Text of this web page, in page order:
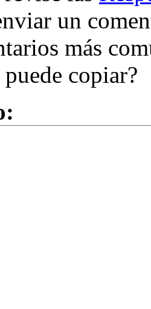
un
más
copiar?